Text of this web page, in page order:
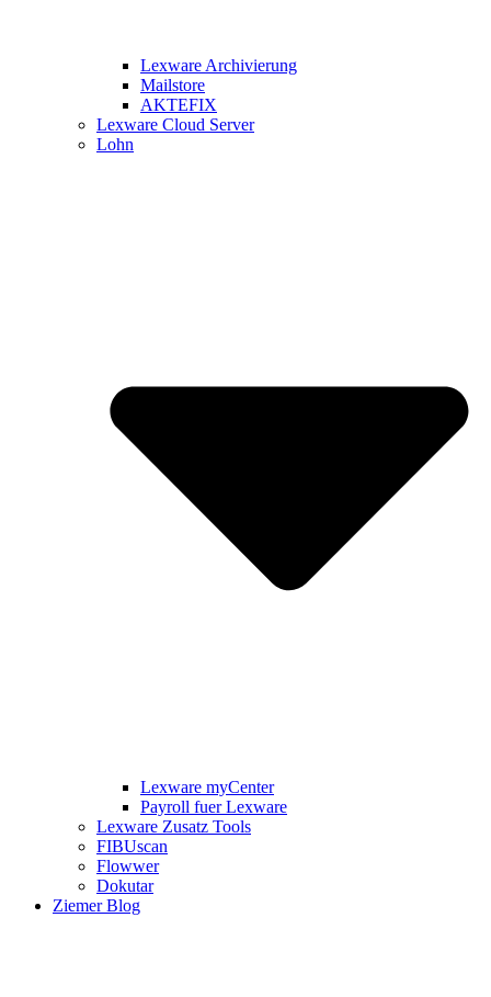
Lexware Archivierung
Mailstore
AKTEFIX
Lexware Cloud Server
Lohn
Lexware myCenter
Payroll fuer Lexware
Lexware Zusatz Tools
FIBUscan
Flowwer
Dokutar
Ziemer Blog